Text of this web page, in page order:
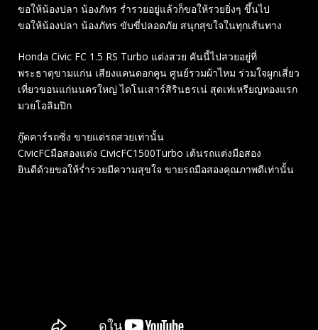
ขอให้น้องปลา น้องภัทร ร่ำรวยอยู่แล้วก็ขอให้รวยยิ่งๆ ขึ้นไป
ขอให้น้องปลา น้องภัทร ขับขี่ปลอดภัย สนุกสุขใจในทุกเส้นทาง
Honda Civic FC 1.5 RS Turbo แต่งสวย คันนี้ไปสวยอยู่ที่
พระธาตุขามแก่น เสียงแคนดอกคูน ศูนย์รวมผ้าไหม ร่วมใจผูกเสี่ยว
เที่ยวขอนแก่นนครใหญ่ ไดโนเสาร์สิรินธรเน่ สุดเท่เหรียญทองแรก
มวยโอลิมปิก
กู๊ดคาร์รถซิ่ง ขายแต่รถสวยเท่านั้น
CivicFCมือสองแต่ง CivicFC1500Turbo เต้นรถแต่งมือสอง
ยินดีด้วยขอให้ร่ำรวยมีความสุขใจ ขายรถมือสองคุณภาพดีเท่านั้น